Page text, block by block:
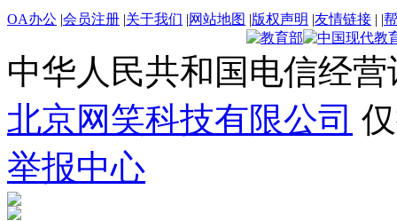
OA办公 |会员注册 |关于我们 |网站地图 |版权声明 |友情链接 | |
中华人民共和国电信经营
北京网笑科技有限公司
举报中心